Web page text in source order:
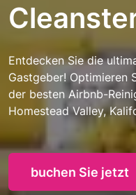
Entdecken Sie die
Gastgeber! Optimieren
der besten Airbnb-
Homestead Valley,
buchen Sie jetzt